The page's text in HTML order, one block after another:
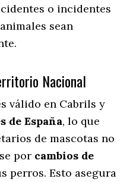
o incidentes
sean
Nacional
válido en Cabrils y
de España, lo que
de mascotas no
por cambios de
perros. Esto asegura